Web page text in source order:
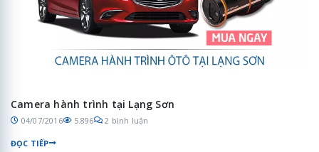
Camera hành trình tại Lạng Sơn
04/07/2016 5.896 2 bình luận
ĐỌC TIẾP